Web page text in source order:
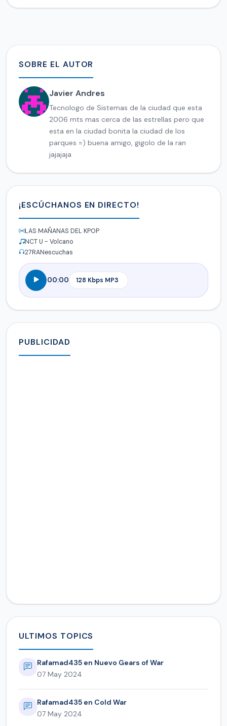
SOBRE EL AUTOR
Javier Andres
Tecnologo de Sistemas de la ciudad que esta
2006 mts mas cerca de las estrellas pero que
esta en la ciudad bonita la ciudad de los
parques =) buena amigo, gigolo de la ran
jajajaja
¡ESCÚCHANOS EN DIRECTO!
LAS MAÑANAS DEL KPOP
NCT U - Volcano
27RANescuchas
00:00
PUBLICIDAD
ULTIMOS TOPICS
Rafamad435 en Nuevo Gears of War
07 May 2024
Rafamad435 en Cold War
07 May 2024